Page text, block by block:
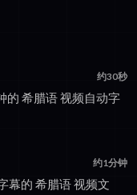
约30秒
的 希腊语 视频自动字
约1分钟
幕的 希腊语 视频文